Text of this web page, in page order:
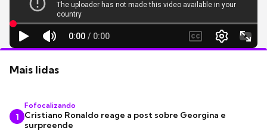
Mais lidas
1
Fofocalizando
Cristiano Ronaldo reage a post sobre Georgina e
surpreende